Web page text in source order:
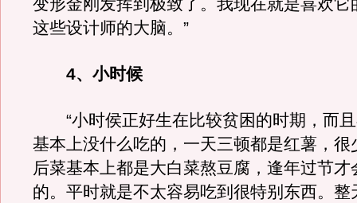
变形金刚发挥到极致了。我现在就是喜欢它
这些设计师的大脑。”
4、小时候
“小时侯正好生在比较贫困的时期，而且
基本上没什么吃的，一天三顿都是红薯，很
后菜基本上都是大白菜熬豆腐，逢年过节才
的。平时就是不太容易吃到很特别东西。整